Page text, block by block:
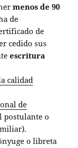
menos de 90
de
de
cedido sus
escritura
calidad
de
postulante o
o libreta